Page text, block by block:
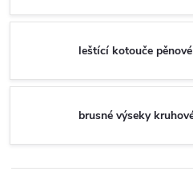
leštící kotouče pěnové
brusné výseky